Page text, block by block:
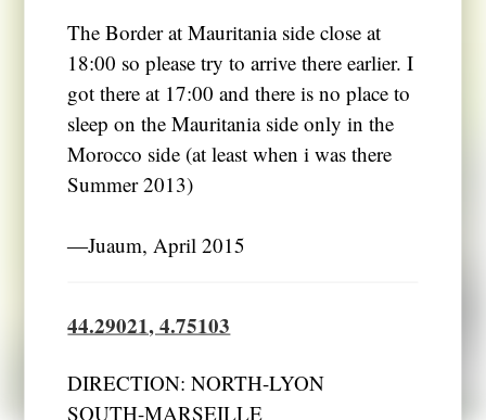
The Border at Mauritania side close at
18:00 so please try to arrive there earlier. I
got there at 17:00 and there is no place to
sleep on the Mauritania side only in the
Morocco side (at least when i was there
Summer 2013)
―Juaum, April 2015
44.29021, 4.75103
DIRECTION: NORTH-LYON
SOUTH-MARSEILLE